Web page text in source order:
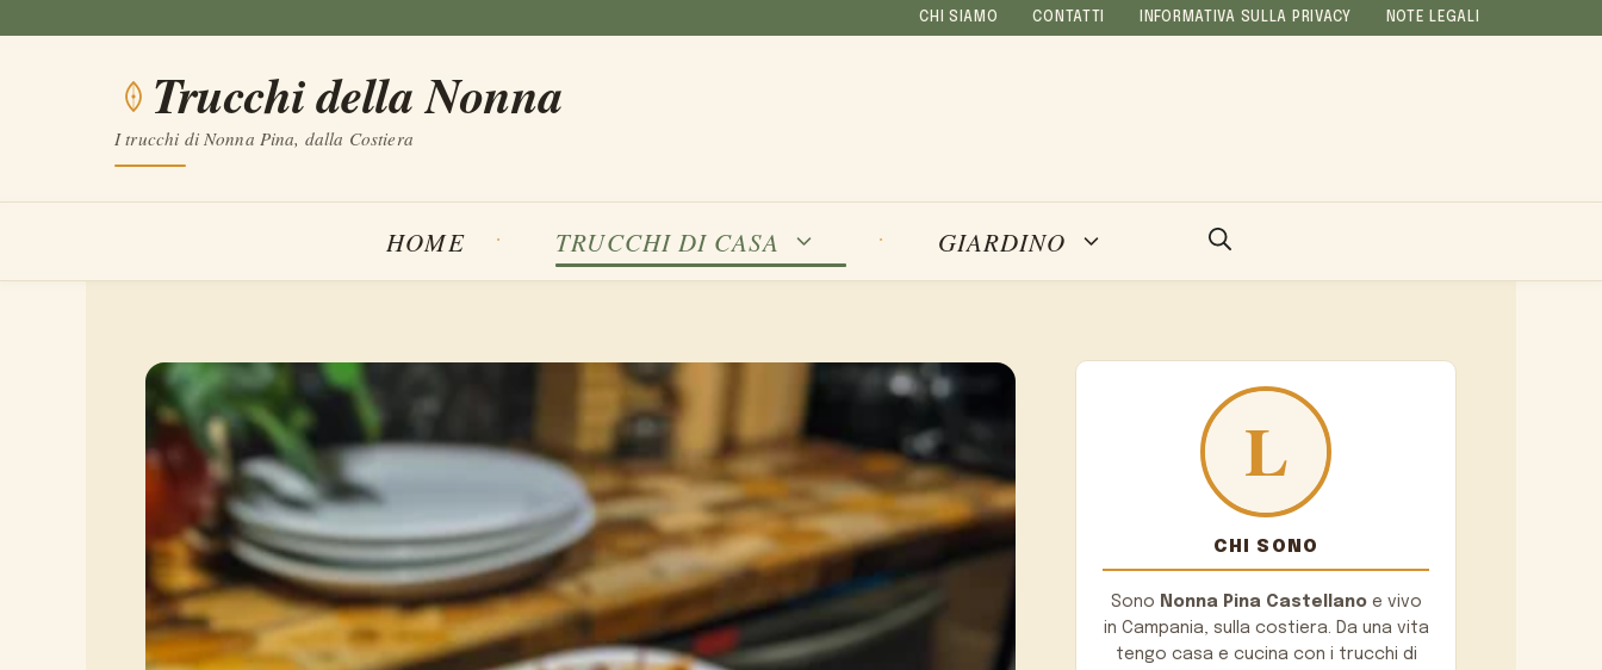
contenuto
CHI SIAMO CONTATTI INFORMATIVA SULLA PRIVACY NOTE LEGALI
Trucchi della Nonna
I trucchi di Nonna Pina, dalla Costiera
HOME TRUCCHI DI CASA GIARDINO
CHI SONO
Sono Nonna Pina Castellanoe vivo
in Campania, sulla costiera. Da una vita
tengo casa e cucina con i trucchi di